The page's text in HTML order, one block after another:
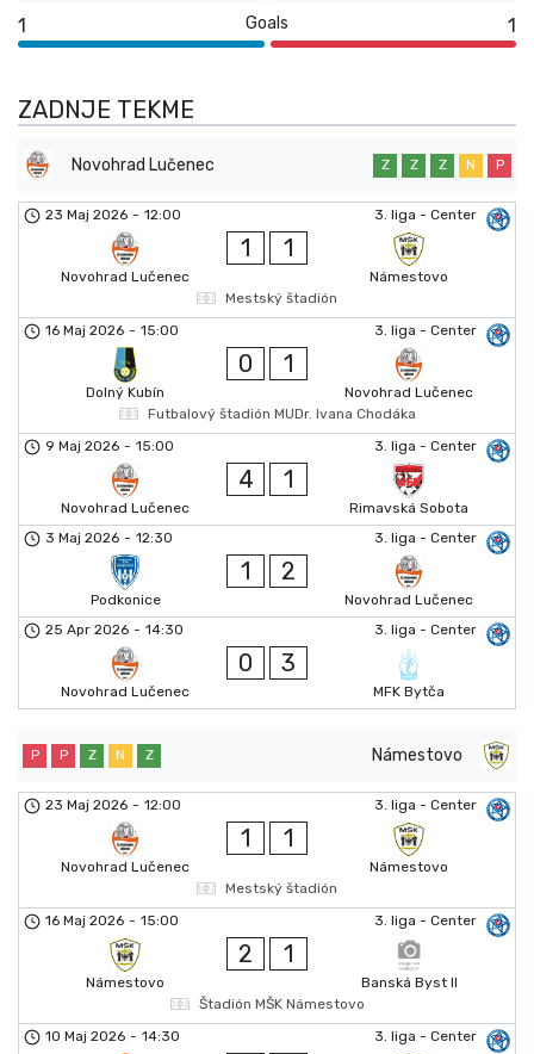
1 Goals 1
ZADNJE TEKME
Novohrad Lučenec Z Z Z N P
3. liga - Center
23 Maj 2026 - 12:00
Novohrad Lučenec
1 1
Námestovo
Mestský štadión
3. liga - Center
16 Maj 2026 - 15:00
Dolný Kubín
0 1
Novohrad Lučenec
Futbalový štadión MUDr. Ivana Chodáka
3. liga - Center
9 Maj 2026 - 15:00
Novohrad Lučenec
4 1
Rimavská Sobota
3. liga - Center
3 Maj 2026 - 12:30
Podkonice
1 2
Novohrad Lučenec
3. liga - Center
25 Apr 2026 - 14:30
Novohrad Lučenec
0 3
MFK Bytča
Námestovo
P P Z N Z
3. liga - Center
23 Maj 2026 - 12:00
Novohrad Lučenec
1 1
Námestovo
Mestský štadión
3. liga - Center
16 Maj 2026 - 15:00
Námestovo
2 1
Banská Byst II
Štadión MŠK Námestovo
3. liga - Center
10 Maj 2026 - 14:30